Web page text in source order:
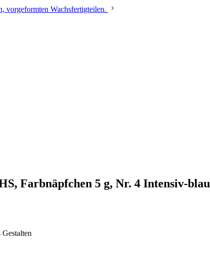
vorgeformten Wachsfertigteilen.
Farbnäpfchen 5 g, Nr. 4 Intensiv-blau